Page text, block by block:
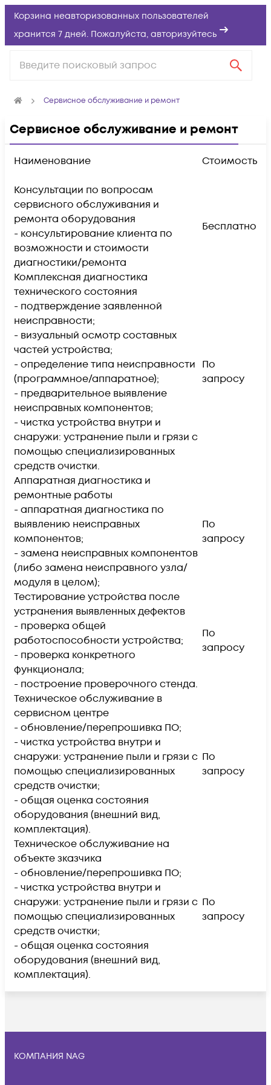
Корзина неавторизованных пользователей
хранится 7 дней. Пожалуйста, авторизуйтесь
Сервисное обслуживание и ремонт
Сервисное обслуживание и ремонт
Наименование Стоимость
Консультации по вопросам
сервисного обслуживания и
ремонта оборудования
Бесплатно
- консультирование клиента по
возможности и стоимости
диагностики/ремонта
Комплексная диагностика
технического состояния
По
запросу
- подтверждение заявленной
неисправности;
- визуальный осмотр составных
частей устройства;
- определение типа неисправности
(программное/аппаратное);
- предварительное выявление
неисправных компонентов;
- чистка устройства внутри и
снаружи: устранение пыли и грязи с
помощью специализированных
средств очистки.
Аппаратная диагностика и
ремонтные работы
По
запросу
- аппаратная диагностика по
выявлению неисправных
компонентов;
- замена неисправных компонентов
(либо замена неисправного узла/
модуля в целом);
Тестирование устройства после
устранения выявленных дефектов
По
запросу
- проверка общей
работоспособности устройства;
- проверка конкретного
функционала;
- построение проверочного стенда.
Техническое обслуживание в
сервисном центре
По
запросу
- обновление/перепрошивка ПО;
- чистка устройства внутри и
снаружи: устранение пыли и грязи с
помощью специализированных
средств очистки;
- общая оценка состояния
оборудования (внешний вид,
комплектация).
Техническое обслуживание на
объекте зказчика
По
запросу
- обновление/перепрошивка ПО;
- чистка устройства внутри и
снаружи: устранение пыли и грязи с
помощью специализированных
средств очистки;
- общая оценка состояния
оборудования (внешний вид,
комплектация).
КОМПАНИЯ NAG